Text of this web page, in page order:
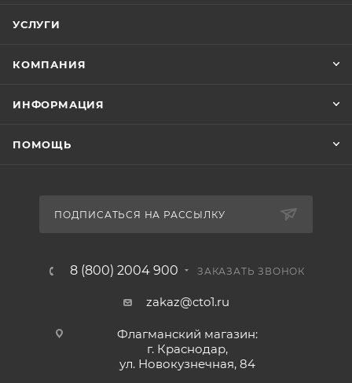
УСЛУГИ
КОМПАНИЯ
ИНФОРМАЦИЯ
ПОМОЩЬ
ПОДПИСАТЬСЯ НА РАССЫЛКУ
8 (800) 2004 900 ЗАКАЗАТЬ ЗВОНОК
zakaz@cto1.ru
Флагманский магазин:
г. Краснодар,
ул. Новокузнечная, 84